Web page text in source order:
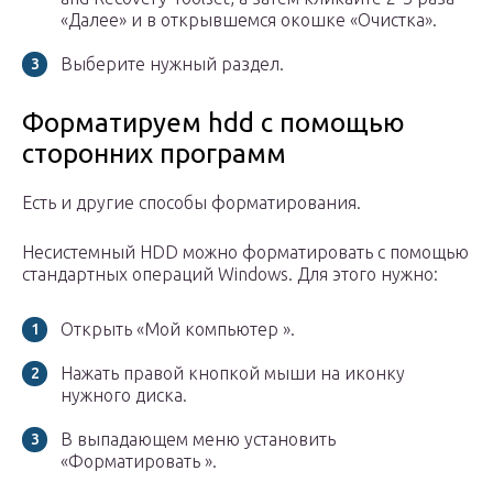
«Далее» и в открывшемся окошке «Очистка».
Выберите нужный раздел.
Форматируем hdd с помощью
сторонних программ
Есть и другие способы форматирования.
Несистемный HDD можно форматировать с помощью
стандартных операций Windows. Для этого нужно:
Открыть «Мой компьютер ».
Нажать правой кнопкой мыши на иконку
нужного диска.
В выпадающем меню установить
«Форматировать ».